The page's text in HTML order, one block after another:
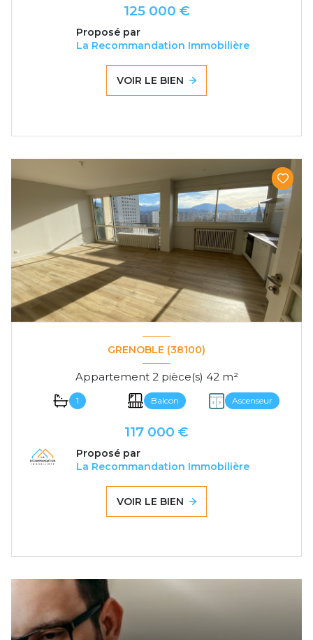
125 000 €
Proposé par
La Recommandation Immobilière
VOIR LE BIEN
GRENOBLE (38100)
Appartement 2 pièce(s) 42 m²
1 Balcon Ascenseur
117 000 €
Proposé par
La Recommandation Immobilière
VOIR LE BIEN